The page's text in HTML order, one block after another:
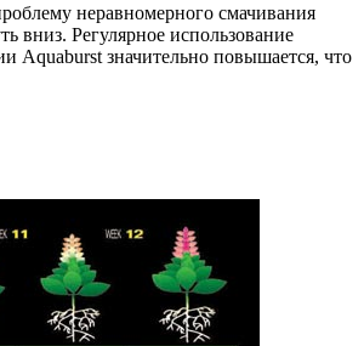
неравномерного смачивания
вниз. Регулярное использование
Aquaburst значительно повышается, что